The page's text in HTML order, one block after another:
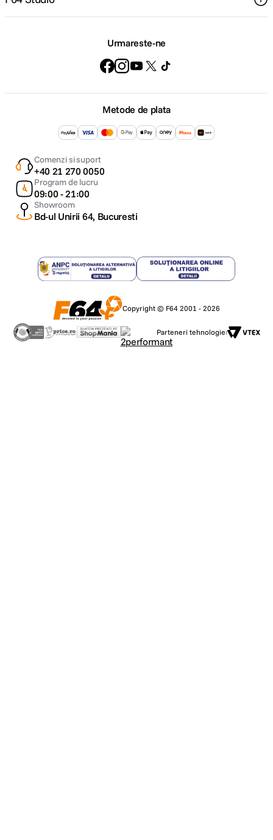
Urmareste-ne
Metode de plata
Comenzi si suport
+40 21 270 0050
Program de lucru
09:00 - 21:00
Showroom
Bd-ul Unirii 64, Bucuresti
Copyright © F64 2001 - 2026
Parteneri tehnologie: